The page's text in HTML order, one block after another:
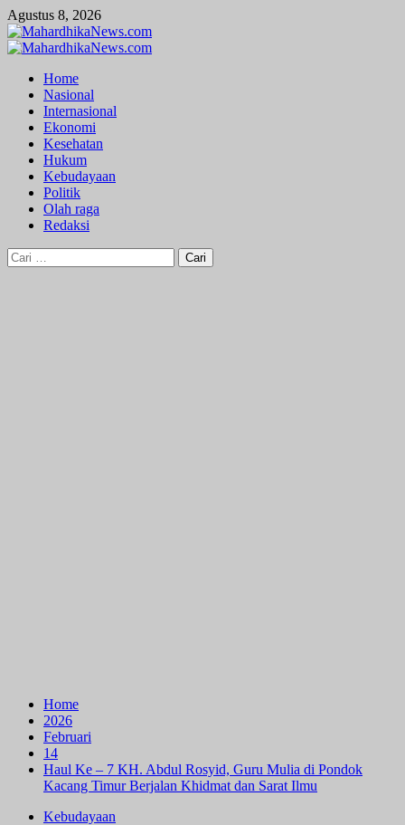
Skip
to
content
Agustus 8, 2026
Primary
Home
Nasional
Internasional
Ekonomi
Kesehatan
Hukum
Kebudayaan
Politik
Olah raga
Redaksi
Cari
untuk:
Home
2026
Februari
14
Haul Ke – 7 KH. Abdul Rosyid, Guru Mulia di Pondok
Kacang Timur Berjalan Khidmat dan Sarat Ilmu
Kebudayaan